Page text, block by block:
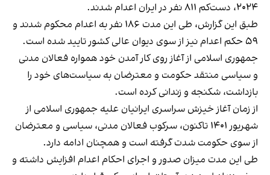
۲۰۲۴، دست‌کم ۸۱۱ نفر در ایران اعدام شدند.
طبق این گزارش، طی این مدت ۱۸۶ نفر به اعدام محکوم شدند و
۵۹ حکم اعدام نیز از سوی دیوان عالی کشور تایید شده است.
جمهوری اسلامی از آغاز روی کار آمدن خود همواره فعالان مدنی
و سیاسی منتقد حکومت و معترضان به سیاست‌های خود را
بازداشت، شکنجه و زندانی کرده است.
از زمان آغاز خیزش سراسری ایرانیان علیه جمهوری اسلامی از
شهریور ۱۴۰۱ تاکنون، سرکوب فعالان مدنی، سیاسی و معترضان
از سوی حکومت شدت گرفته است و همچنان ادامه دارد.
طی این مدت میزان صدور و اجرای احکام اعدام افزایش داشته و